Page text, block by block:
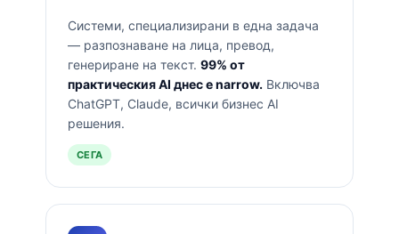
Системи, специализирани в една задача
— разпознаване на лица, превод,
генериране на текст. 99% от
практическия AI днес е narrow. Включва
ChatGPT, Claude, всички бизнес AI
решения.
СЕГА